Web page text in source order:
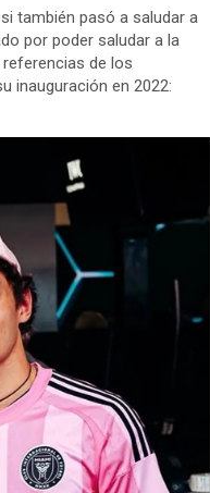
también pasó a saludar a
por poder saludar a la
de los
inauguración en 2022: